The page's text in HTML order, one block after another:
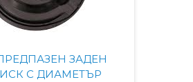
ЗАДЕН
С ДИАМЕТЪР